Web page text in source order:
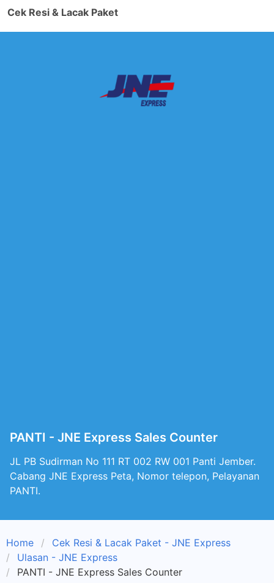
Cek Resi & Lacak Paket
PANTI - JNE Express Sales Counter
JL PB Sudirman No 111 RT 002 RW 001 Panti Jember.
Cabang JNE Express Peta, Nomor telepon, Pelayanan
PANTI.
Home
Cek Resi & Lacak Paket - JNE Express
Ulasan - JNE Express
PANTI - JNE Express Sales Counter